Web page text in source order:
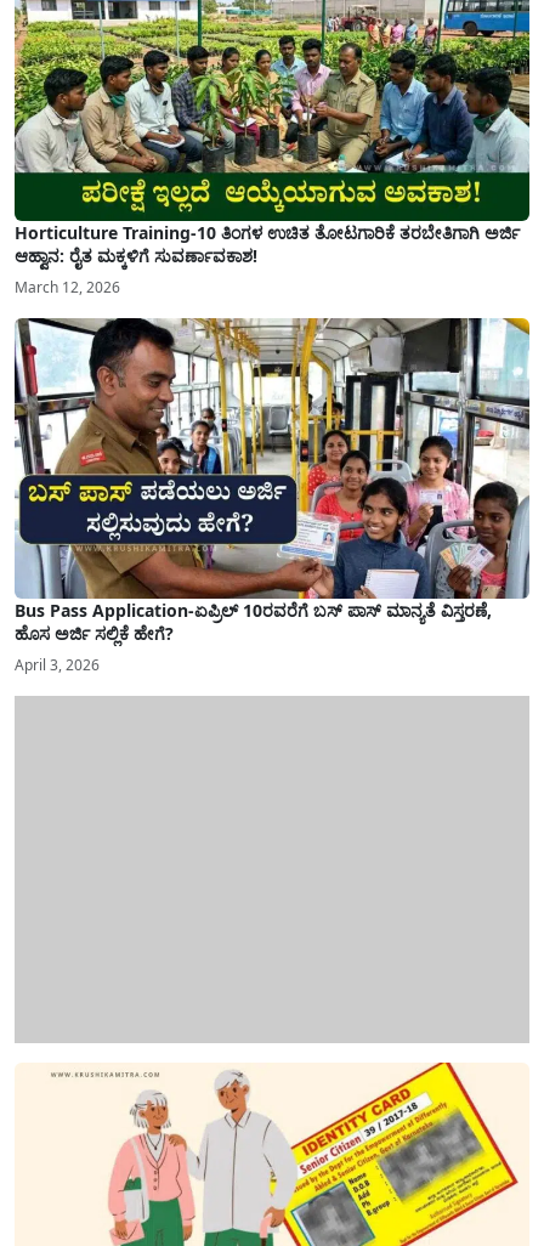
Horticulture Training-10 ತಿಂಗಳ ಉಚಿತ ತೋಟಗಾರಿಕೆ ತರಬೇತಿಗಾಗಿ ಅರ್ಜಿ
ಆಹ್ವಾನ: ರೈತ ಮಕ್ಕಳಿಗೆ ಸುವರ್ಣಾವಕಾಶ!
March 12, 2026
Bus Pass Application-ಏಪ್ರಿಲ್ 10ರವರೆಗೆ ಬಸ್ ಪಾಸ್ ಮಾನ್ಯತೆ ವಿಸ್ತರಣೆ,
ಹೊಸ ಅರ್ಜಿ ಸಲ್ಲಿಕೆ ಹೇಗೆ?
April 3, 2026